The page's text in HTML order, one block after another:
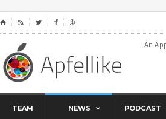
⌂    
An
TEAM NEWS PODCAST